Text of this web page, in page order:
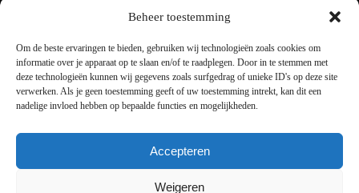
Beheer toestemming
Om de beste ervaringen te bieden, gebruiken wij technologieën zoals cookies om
informatie over je apparaat op te slaan en/of te raadplegen. Door in te stemmen met
deze technologieën kunnen wij gegevens zoals surfgedrag of unieke ID's op deze site
verwerken. Als je geen toestemming geeft of uw toestemming intrekt, kan dit een
nadelige invloed hebben op bepaalde functies en mogelijkheden.
Accepteren
Weigeren
Copyright © 2021 livingnature.nl | Alle rechten